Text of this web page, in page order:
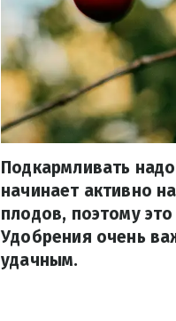
Подкармливать
начинает активно
плодов, поэтому
Удобрения очень
удачным.